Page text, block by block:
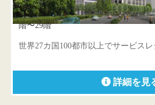
東京都 千代田区大手町1-1-1 大手町
階〜29階
世界27カ国100都市以上でサービス
詳細を見